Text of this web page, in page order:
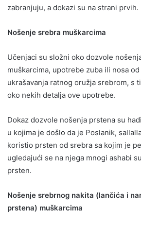
zabranjuju, a dokazi su na strani prvih.
Nošenje srebra muškarcima
Učenjaci su složni oko dozvole
muškarcima, upotrebe zuba ili nosa
ukrašavanja ratnog oružja srebrom, s
oko nekih detalja ove upotrebe.
Dokaz dozvole nošenja prstena su
u kojima je došlo da je Poslanik,
koristio prsten od srebra sa kojim je
ugledajući se na njega mnogi ashabi
prsten.
Nošenje srebrnog nakita (lančića i
prstena) muškarcima